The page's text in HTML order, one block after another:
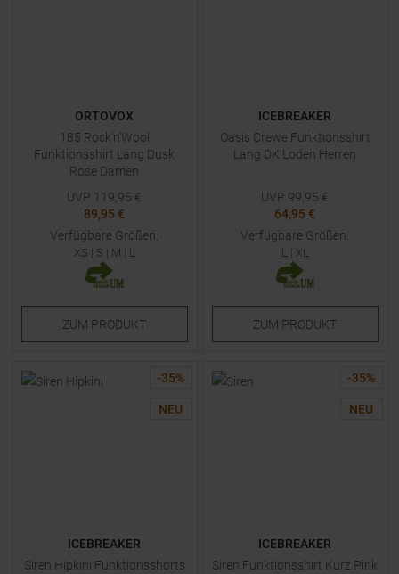
ORTOVOX
185 Rock'n'Wool
Funktionsshirt Lang Dusk
Rose Damen
UVP 119,95 €
89,95 €
Verfügbare Größen:
XS | S | M | L
ZUM PRODUKT
ICEBREAKER
Oasis Crewe Funktionsshirt
Lang DK Loden Herren
UVP 99,95 €
64,95 €
Verfügbare Größen:
L | XL
ZUM PRODUKT
-35%
NEU
ICEBREAKER
Siren Hipkini Funktionsshorts
-35%
NEU
ICEBREAKER
Siren Funktionsshirt Kurz Pink